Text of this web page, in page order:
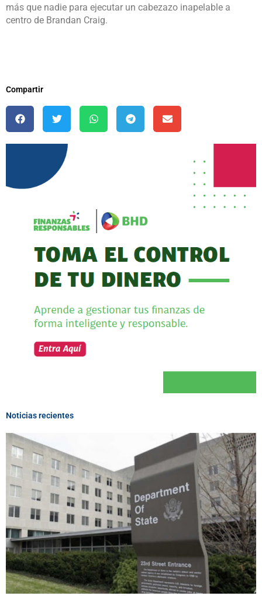
más que nadie para ejecutar un cabezazo inapelable a
centro de Brandan Craig.
Compartir
Noticias recientes